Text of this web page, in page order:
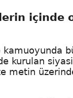
içinde
kurulan